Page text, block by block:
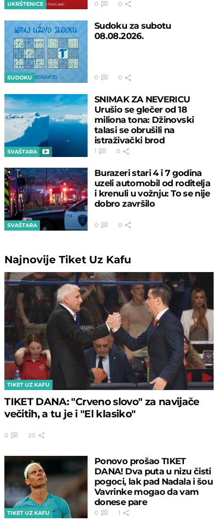
UKRŠTENICE 0 0
SUDOKU
Sudoku za subotu
08.08.2026.
0 0
SVAŠTARA
SNIMAK ZA NEVERICU
Urušio se glečer od 18
miliona tona: Džinovski
talasi se obrušili na
istraživački brod
1 0
SVAŠTARA
Burazeri stari 4 i 7 godina
uzeli automobil od roditelja
i krenuli u vožnju: To se nije
dobro završilo
0 0
NajnovijeTiket Uz Kafu
TIKET UZ KAFU
TIKET DANA: "Crveno slovo" za navijače
večitih, a tu je i "El klasiko"
0 20
TIKET UZ KAFU
Ponovo prošao TIKET
DANA! Dva puta u nizu čisti
pogoci, lak pad Nadala i šou
Vavrinke mogao da vam
donese pare
0 1